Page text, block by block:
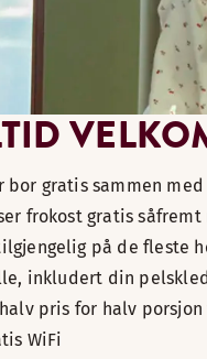
bor gratis sammen med
frokost gratis
på de fleste
inkludert din
pris for halv
WiFi
og ventilasjon
penner og
slik at de ikke kan velte